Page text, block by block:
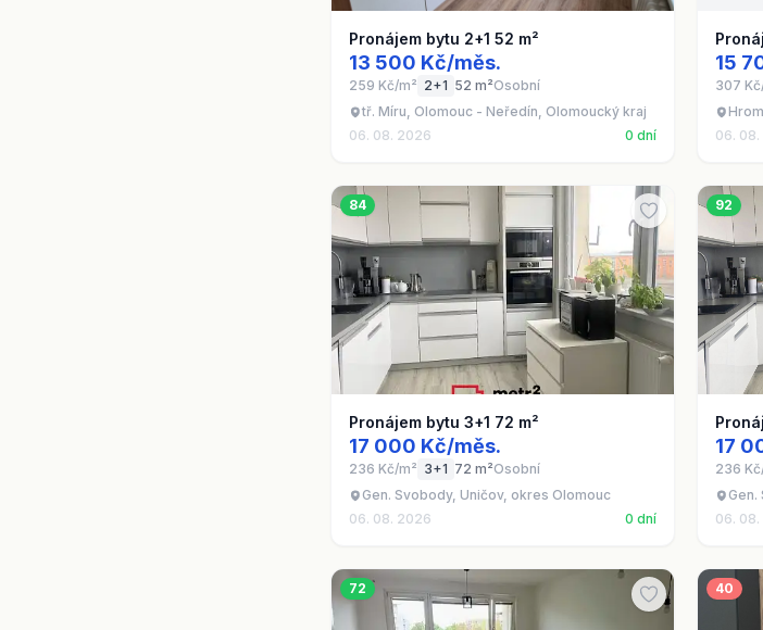
Pronájem bytu 2+1 52 m²
13 500 Kč/měs.
259 Kč/m² 2+1 52 m²Osobní
tř. Míru, Olomouc - Neředín, Olomoucký kraj
06. 08. 2026
0 dní
15
307
06.
84
Pronájem bytu 3+1 72 m²
17 000 Kč/měs.
236 Kč/m² 3+1 72 m²Osobní
Gen. Svobody, Uničov, okres Olomouc
06. 08. 2026
0 dní
92
17
236
06.
72 40